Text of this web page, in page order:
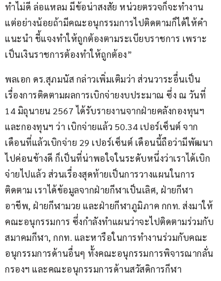
ทำไม่ดี ล่อแหลม มีข้อน่าสงสัย หน่วยตรวจก็จะทำงาน
แต่อย่างน้อยถ้ามีคณะอนุกรรมการไปติดตามก็ได้ให้คำ
แนะนำ ชี้แจงทำให้ถูกต้องตามระเบียบราชการ เพราะ
เป็นเงินราชการต้องทำให้ถูกต้อง”
พลเอก ดร.สุภมนัส กล่าวเพิ่มเติมว่า ส่วนวาระอื่นเป็น
เรื่องการติดตามผลการเบิกจ่ายงบประมาณ ซึ่ง ณ วันที่
14 มิถุนายน 2567 ได้รับรายงานจากฝ่ายคลังกองทุนฯ
และกองทุนฯ ว่า เบิกจ่ายแล้ว 50.34 เปอร์เซ็นต์ จาก
เดือนที่แล้วเบิกจ่าย 29 เปอร์เซ็นต์ เดือนนี้ถือว่ามีพัฒนา
ไปค่อนข้างดี ก็เป็นที่น่าพอใจในระดับหนึ่งว่าเราได้เบิก
จ่ายไปแล้ว ส่วนเรื่องสุดท้ายเป็นการวางแผนในการ
ติดตาม เราได้ข้อมูลจากฝ่ายกีฬาเป็นเลิศ, ฝ่ายกีฬา
อาชีพ, ฝ่ายกีฬามวย และฝ่ายกีฬาภูมิภาค กกท. ส่งมาให้
คณะอนุกรรมการ ซึ่งกำลังทำแผนว่าจะไปติดตามร่วมกับ
สมาคมกีฬา, กกท. และหารือในการทำงานร่วมกับคณะ
อนุกรรมการด้านอื่นๆ ทั้งคณะอนุกรรมการพิจารณากลั่น
กรองฯ และคณะอนุกรรมการด้านสวัสดิการกีฬา